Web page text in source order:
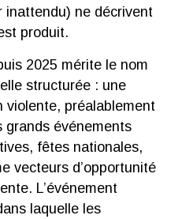
inattendu) ne décrivent
produit.
2025 mérite le nom
structurée : une
violente, préalablement
grands événements
fêtes nationales,
vecteurs d’opportunité
L’événement
laquelle les